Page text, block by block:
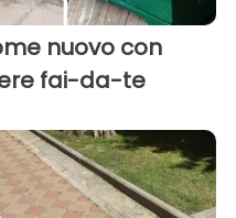
nuovo con
fai-da-te